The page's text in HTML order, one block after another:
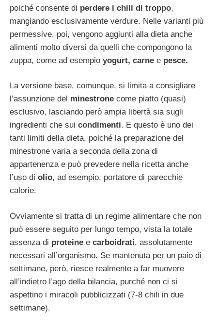
poiché consente di perdere i chili di troppo,
mangiando esclusivamente verdure. Nelle varianti più
permessive, poi, vengono aggiunti alla dieta anche
alimenti molto diversi da quelli che compongono la
zuppa, come ad esempio yogurt, carne e pesce.
La versione base, comunque, si limita a consigliare
l’assunzione del minestrone come piatto (quasi)
esclusivo, lasciando però ampia libertà sia sugli
ingredienti che sui condimenti. E questo è uno dei
tanti limiti della dieta, poiché la preparazione del
minestrone varia a seconda della zona di
appartenenza e può prevedere nella ricetta anche
l’uso di olio, ad esempio, portatore di parecchie
calorie.
Ovviamente si tratta di un regime alimentare che non
può essere seguito per lungo tempo, vista la totale
assenza di proteine e carboidrati, assolutamente
necessari all’organismo. Se mantenuta per un paio di
settimane, però, riesce realmente a far muovere
all’indietro l’ago della bilancia, purché non ci si
aspettino i miracoli pubblicizzati (7-8 chili in due
settimane).